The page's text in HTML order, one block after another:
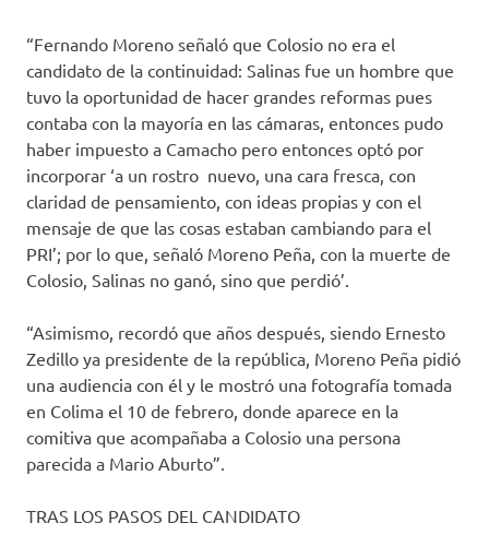
“Fernando Moreno señaló que Colosio no era el
candidato de la continuidad: Salinas fue un hombre que
tuvo la oportunidad de hacer grandes reformas pues
contaba con la mayoría en las cámaras, entonces pudo
haber impuesto a Camacho pero entonces optó por
incorporar ‘a un rostro nuevo, una cara fresca, con
claridad de pensamiento, con ideas propias y con el
mensaje de que las cosas estaban cambiando para el
PRI’; por lo que, señaló Moreno Peña, con la muerte de
Colosio, Salinas no ganó, sino que perdió’.
“Asimismo, recordó que años después, siendo Ernesto
Zedillo ya presidente de la república, Moreno Peña pidió
una audiencia con él y le mostró una fotografía tomada
en Colima el 10 de febrero, donde aparece en la
comitiva que acompañaba a Colosio una persona
parecida a Mario Aburto”.
TRAS LOS PASOS DEL CANDIDATO